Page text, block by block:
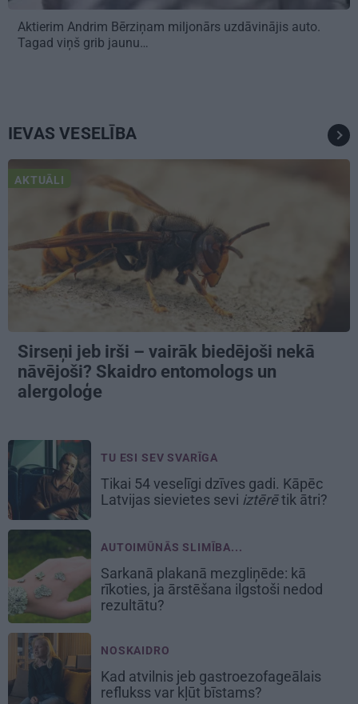
Aktierim Andrim Bērziņam miljonārs uzdāvinājis auto.
Tagad viņš grib jaunu…
IEVAS VESELĪBA
AKTUĀLI
Sirseņi jeb irši – vairāk biedējoši nekā
nāvējoši? Skaidro entomologs un
alergoloģe
TU ESI SEV SVARĪGA
Tikai 54 veselīgi dzīves gadi. Kāpēc
Latvijas sievietes sevi iztērētik ātri?
AUTOIMŪNĀS SLIMĪBA...
Sarkanā plakanā mezgliņēde: kā
rīkoties, ja ārstēšana ilgstoši nedod
rezultātu?
NOSKAIDRO
Kad atvilnis jeb gastroezofageālais
reflukss var kļūt bīstams?